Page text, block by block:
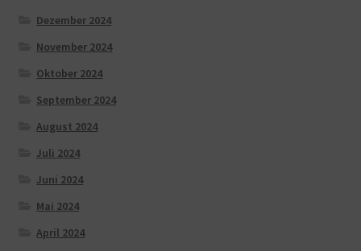
Dezember 2024
November 2024
Oktober 2024
September 2024
August 2024
Juli 2024
Juni 2024
Mai 2024
April 2024